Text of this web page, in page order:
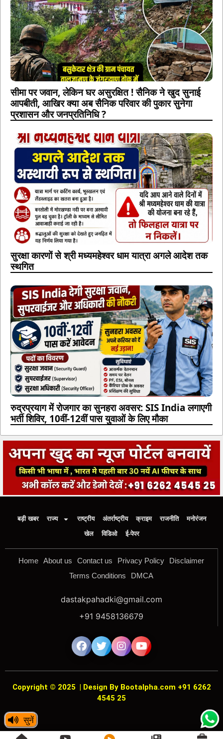
सुनें
सीमा पर जवान, लेकिन घर असुरक्षित ! सैनिक ने खुद सुनाई
आपबीती, आखिर क्या अब सैनिक परिवार की पुकार सुनेगा
प्रशासन और जनप्रतिनिधि ?
सुरक्षा कारणों से श्री मध्यमहेश्वर धाम यात्रा अगले आदेश तक
स्थगित
रुद्रप्रयाग में रोजगार का सुनहरा अवसर: SIS India लगाएगी
भर्ती शिविर, 10वीं-12वीं पास युवाओं के लिए मौका
बड़ी खबर राज्य राष्ट्रीय अंतर्राष्ट्रीय क्राइम राजनीति
मनोरंजन
खेल
विडिओ ई-पेपर
Home About us Contact us Privacy Policy
Disclaimer
Terms Conditions
DMCA
dastakpahadki@gmail.com
+91 9458136679
Copyright © 2025 | Design By Bootalpha.com +91 6262
4545 25